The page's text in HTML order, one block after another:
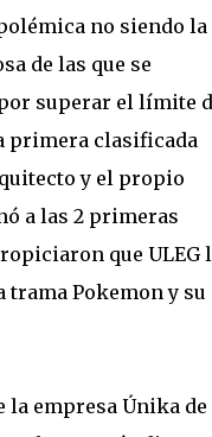
no siendo la
de las que se
superar el límite
primera clasificada
y el propio
a las 2 primeras
que ULEG
Pokemon y su
la empresa Únika de